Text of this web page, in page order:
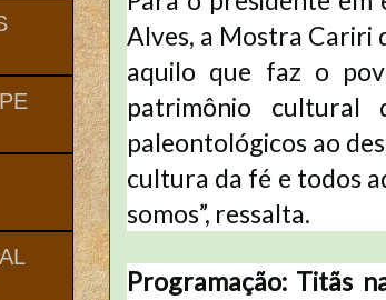
Alves, a Mostra Cariri
aquilo que faz o
patrimônio cultural
paleontológicos ao
cultura da fé e todos
somos”, ressalta.
Programação: Titãs